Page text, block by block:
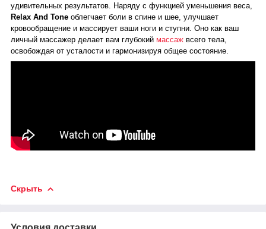
удивительных результатов. Наряду с функцией уменьшения веса,
Relax And Tone облегчает боли в спине и шее, улучшает
кровообращение и массирует ваши ноги и ступни. Оно как ваш
личный массажер делает вам глубокий массаж всего тела,
освобождая от усталости и гармонизируя общее состояние.
Скрыть